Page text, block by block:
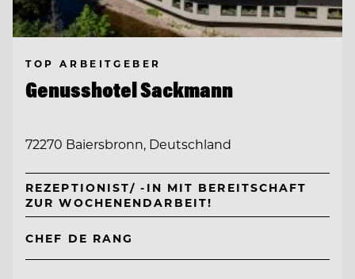
TOP ARBEITGEBER
Genusshotel Sackmann
72270 Baiersbronn, Deutschland
REZEPTIONIST/ -IN MIT BEREITSCHAFT
ZUR WOCHENENDARBEIT!
CHEF DE RANG